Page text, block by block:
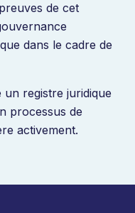
de cet
dans le cadre de
registre juridique
processus de
activement.